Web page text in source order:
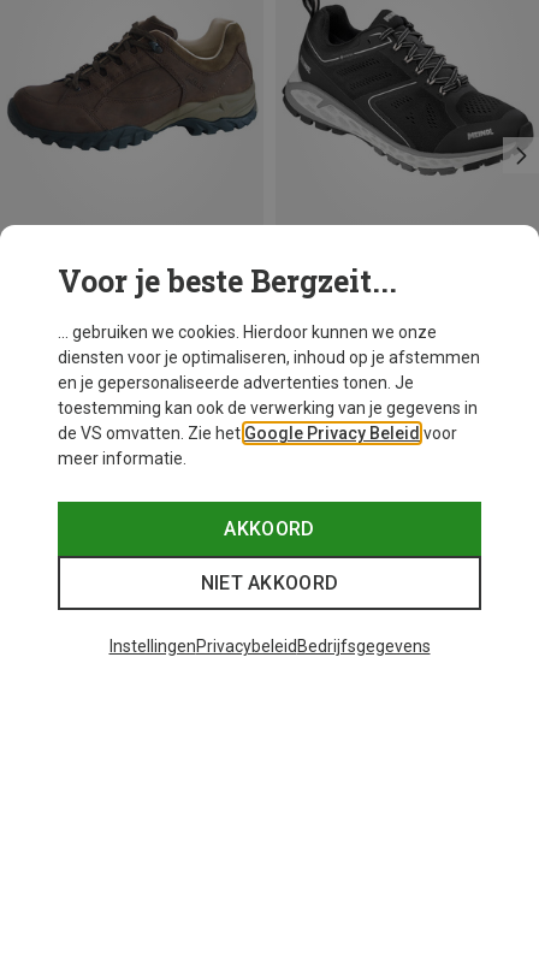
Maten
Heren Lugano schoenen
€ 249,95
Meindl
Heren Power Walker 2.0 Schoenen
€ 199,95
Voor je beste Bergzeit...
... gebruiken we cookies. Hierdoor kunnen we onze
diensten voor je optimaliseren, inhoud op je afstemmen
en je gepersonaliseerde advertenties tonen. Je
toestemming kan ook de verwerking van je gegevens in
de VS omvatten. Zie het Google Privacy Beleid voor
meer informatie.
AKKOORD
NIET AKKOORD
InstellingenPrivacybeleid Bedrijfsgegevens